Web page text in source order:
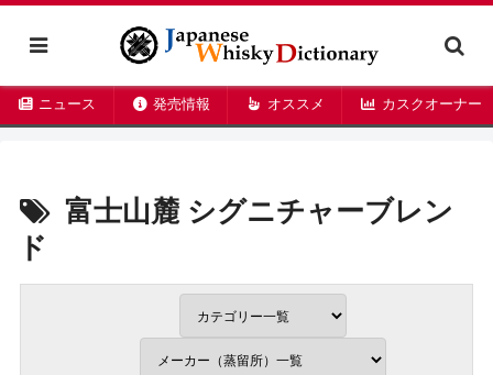
ニュース 発売情報 オススメ カスクオーナー
富士山麓 シグニチャーブレン
ド